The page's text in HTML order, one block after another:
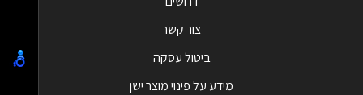
צור קשר
ביטול עסקה
מידע על פינוי מוצר ישן